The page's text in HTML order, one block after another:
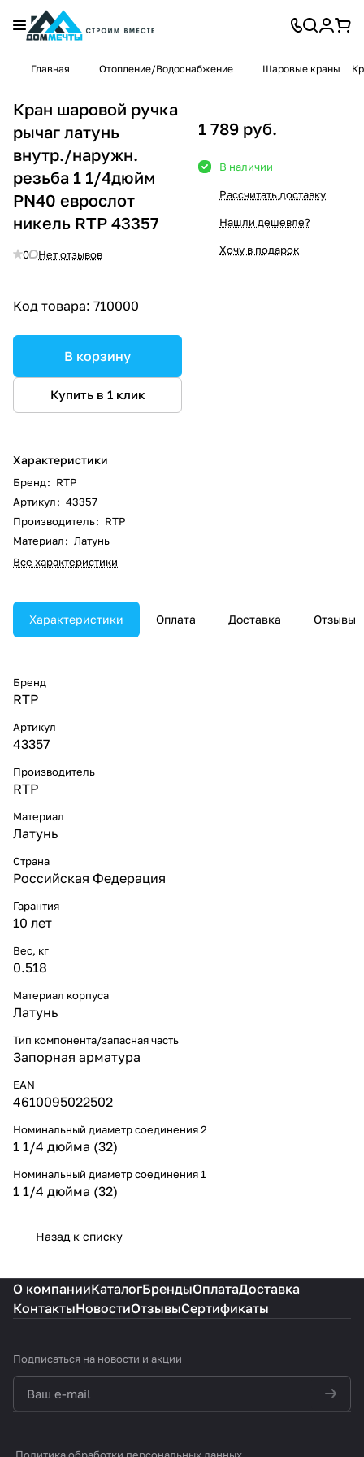
Главная Отопление/Водоснабжение Шаровые краны
Кран шаровой ручка
рычаг латунь
внутр./наружн.
резьба 1 1/4дюйм
PN40 еврослот
никель RTP 43357
0 Нет отзывов
Код товара: 710000
В корзину
Купить в 1 клик
Характеристики
Бренд: RTP
Артикул: 43357
Производитель: RTP
Материал: Латунь
Все характеристики
1 789 руб.
В наличии
Рассчитать доставку
Нашли дешевле?
Хочу в подарок
Характеристики Оплата Доставка Отзывы
Бренд
RTP
Артикул
43357
Производитель
RTP
Материал
Латунь
Страна
Российская Федерация
Гарантия
10 лет
Вес, кг
0.518
Материал корпуса
Латунь
Тип компонента/запасная часть
Запорная арматура
EAN
4610095022502
Номинальный диаметр соединения 2
1 1/4 дюйма (32)
Номинальный диаметр соединения 1
1 1/4 дюйма (32)
Назад к списку
О компанииКаталогБрендыОплатаДоставка
КонтактыНовостиОтзывыСертификаты
Подписаться на новости и акции